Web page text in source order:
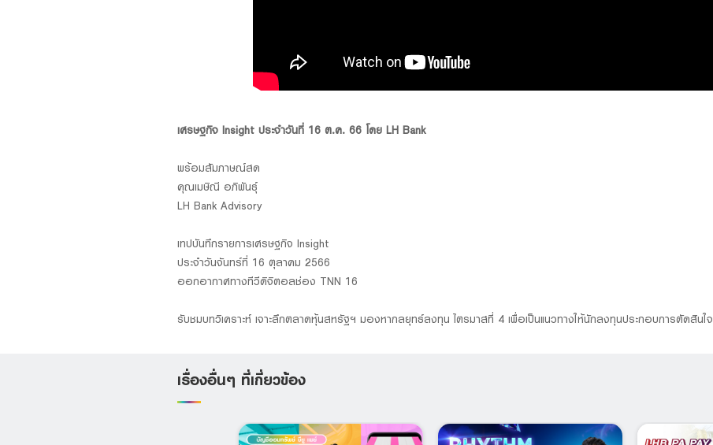
เศรษฐกิจ Insight ประจำวันที่ 16 ต.ค. 66 โดย LH Bank
พร้อมสัมภาษณ์สด
คุณเมษิณี อภิพันธุ์
LH Bank Advisory
เทปบันทึกรายการเศรษฐกิจ Insight
ประจำวันจันทร์ที่ 16 ตุลาคม 2566
ออกอากาศทางทีวีดิจิตอลช่อง TNN 16
รับชมบทวิเคราะห์ เจาะลึกตลาดหุ้นสหรัฐฯ มองหากลยุทธ์ลงทุน ไตรมาสที่ 4 เพื่อเป็นแนวทางให้นักลงทุนประกอบการตัดสินใจ
เรื่องอื่นๆ ที่เกี่ยวข้อง